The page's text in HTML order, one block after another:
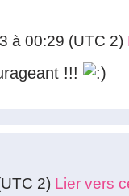
à 00:29 (UTC 2)
!!!
2) Lier vers